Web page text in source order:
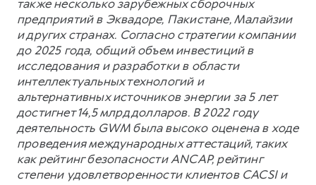
также несколько зарубежных сборочных
предприятий в Эквадоре, Пакистане, Малайзии
и других странах. Согласно стратегии компании
до 2025 года, общий объем инвестиций в
исследования и разработки в области
интеллектуальных технологий и
альтернативных источников энергии за 5 лет
достигнет 14,5 млрд долларов. В 2022 году
деятельность GWM была высоко оценена в ходе
проведения международных аттестаций, таких
как рейтинг безопасности ANCAP, рейтинг
степени удовлетворенности клиентов CACSI и